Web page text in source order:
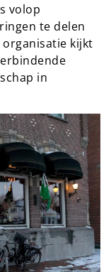
volop
te delen
organisatie kijkt
in